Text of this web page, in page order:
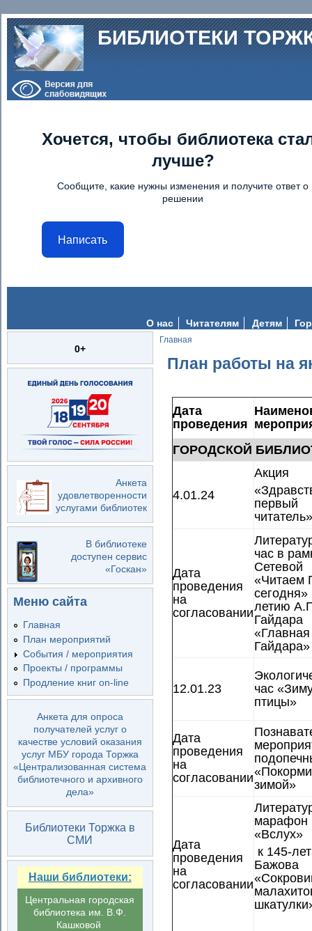
Перейти к основному содержанию
БИБЛИОТЕКИ
Хочется, чтобы библиотека
лучше?
Сообщите, какие нужны изменения и получите ответ о
решении
Написать
О нас Читателям Детям
0+
Анкета
удовлетворенности
услугами библиотек
В библиотеке
доступен сервис
«Госкан»
Меню сайта
Главная
План мероприятий
События / мероприятия
Проекты / программы
Продление книг on-line
Анкета для опроса
получателей услуг о
качестве условий оказания
услуг МБУ города Торжка
«Централизованная система
библиотечного и архивного
дела»
Библиотеки Торжка в
СМИ
Наши библиотеки:
Центральная городская
библиотека им. В.Ф.
Кашковой
Главная
План работы на
Дата
проведения
ГОРОДСКОЙ
4.01.24
Акция
первый
читатель»
Дата
проведения
на
согласовании
час в
Сетевой
«Читаем
сегодня»
летию
Гайдара
Гайдара»
12.01.23
час
птицы»
Дата
проведения
на
согласованиизимой»
Дата
проведения
на
согласовании
марафон
«Вслух»
к 145-
Бажова